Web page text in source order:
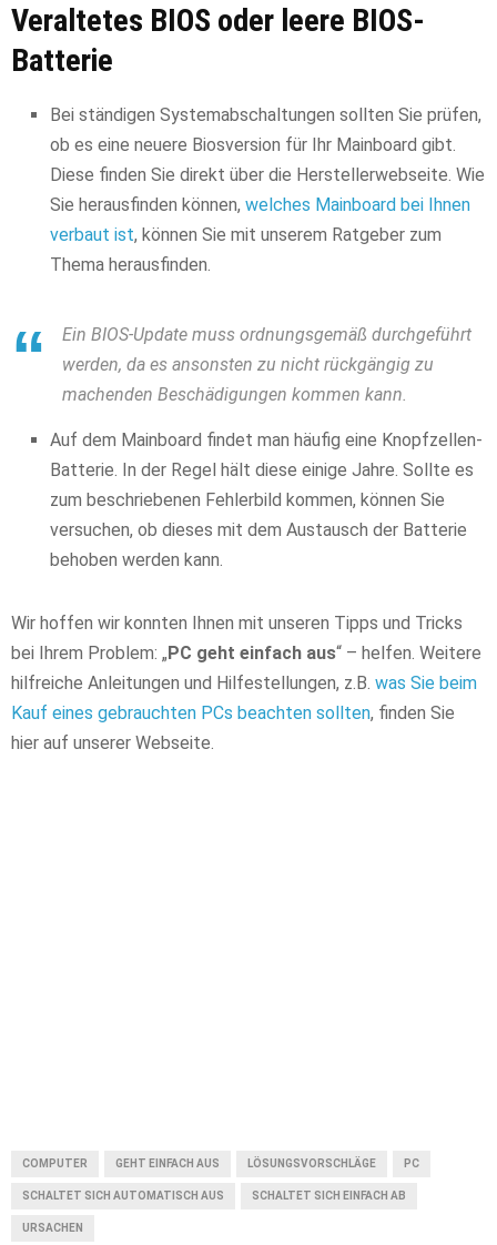
Veraltetes BIOS oder leere BIOS-
Batterie
Bei ständigen Systemabschaltungen sollten Sie prüfen,
ob es eine neuere Biosversion für Ihr Mainboard gibt.
Diese finden Sie direkt über die Herstellerwebseite. Wie
Sie herausfinden können, welches Mainboard bei Ihnen
verbaut ist, können Sie mit unserem Ratgeber zum
Thema herausfinden.
Ein BIOS-Update muss ordnungsgemäß durchgeführt
werden, da es ansonsten zu nicht rückgängig zu
machenden Beschädigungen kommen kann.
Auf dem Mainboard findet man häufig eine Knopfzellen-
Batterie. In der Regel hält diese einige Jahre. Sollte es
zum beschriebenen Fehlerbild kommen, können Sie
versuchen, ob dieses mit dem Austausch der Batterie
behoben werden kann.
Wir hoffen wir konnten Ihnen mit unseren Tipps und Tricks
bei Ihrem Problem: „PC geht einfach aus“ – helfen. Weitere
hilfreiche Anleitungen und Hilfestellungen, z.B. was Sie beim
Kauf eines gebrauchten PCs beachten sollten, finden Sie
hier auf unserer Webseite.
COMPUTER GEHT EINFACH AUS LÖSUNGSVORSCHLÄGE PC
SCHALTET SICH AUTOMATISCH AUS SCHALTET SICH EINFACH AB
URSACHEN